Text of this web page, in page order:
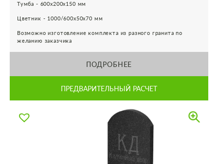
Тумба - 600х200х150 мм
Цветник - 1000/600х50х70 мм
Возможно изготовление комплекта из разного гранита по
желанию заказчика
ПОДРОБНЕЕ
ПРЕДВАРИТЕЛЬНЫЙ РАСЧЕТ